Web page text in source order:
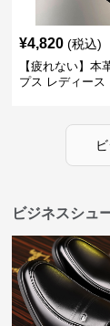
¥4,820 (税込)
【疲れない】本
プス レディース
ビジネスシュ